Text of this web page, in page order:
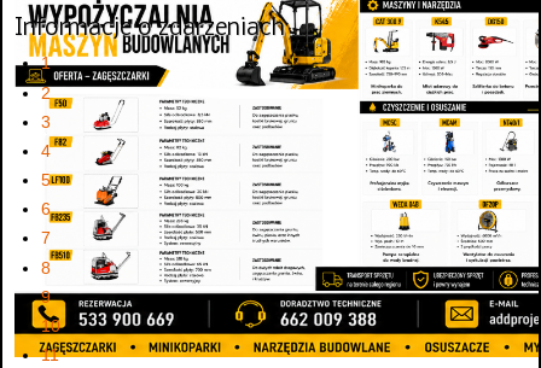
Informacje o zdarzeniach
1
2
3
4
5
6
7
8
9
10
11